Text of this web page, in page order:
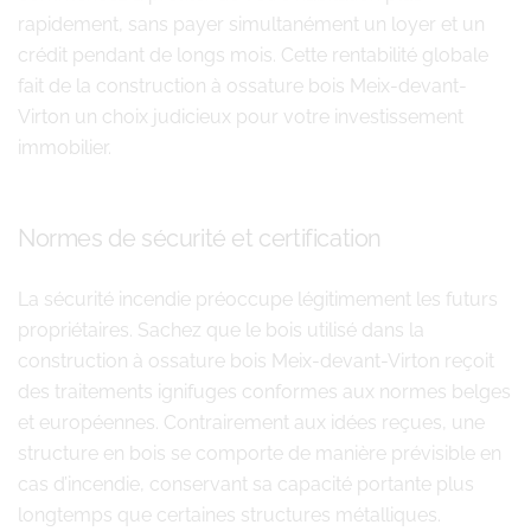
rapidement, sans payer simultanément un loyer et un
crédit pendant de longs mois. Cette rentabilité globale
fait de la construction à ossature bois Meix-devant-
Virton un choix judicieux pour votre investissement
immobilier.
Normes de sécurité et certification
La sécurité incendie préoccupe légitimement les futurs
propriétaires. Sachez que le bois utilisé dans la
construction à ossature bois Meix-devant-Virton reçoit
des traitements ignifuges conformes aux normes belges
et européennes. Contrairement aux idées reçues, une
structure en bois se comporte de manière prévisible en
cas d’incendie, conservant sa capacité portante plus
longtemps que certaines structures métalliques.